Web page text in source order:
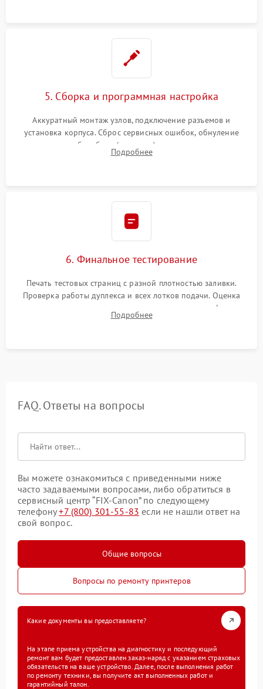
5. Сборка и программная настройка
Аккуратный монтаж узлов, подключение разъемов и
установка корпуса. Сброс сервисных ошибок, обнуление
счетчиков абсорбера (памперса) или узла переноса,
обновление прошивки и программная калибровка аппарата.
Подробнее
6. Финальное тестирование
Печать тестовых страниц с разной плотностью заливки.
Проверка работы дуплекса и всех лотков подачи. Оценка
качества запекания тонера и полное отсутствие дефектов
изображения перед выдачей готового устройства.
Подробнее
FAQ. Ответы на вопросы
Вы можете ознакомиться с приведенными ниже
часто задаваемыми вопросами, либо обратиться в
сервисный центр “FIX-Canon” по следующему
телефону+7 (800) 301-55-83 если не нашли ответ на
свой вопрос.
Общие вопросы
Вопросы по ремонту принтеров
Какие документы вы предоставляете?
На этапе приема устройства на диагностику и последующий
ремонт вам будет предоставлен заказ-наряд с указанием страховых
обязательств на ваше устройство. Далее, после выполнения работ
по ремонту техники, вы получите акт выполненных работ и
гарантийный талон.